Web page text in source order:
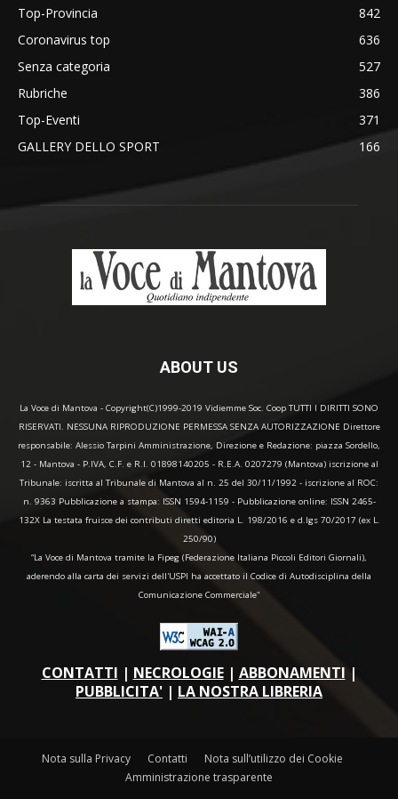
Top-Provincia
842
Coronavirus top
636
Senza categoria
527
Rubriche
386
Top-Eventi
371
GALLERY DELLO SPORT
166
ABOUT US
La Voce di Mantova - Copyright(C)1999-2019 Vidiemme Soc. Coop TUTTI I DIRITTI SONO
RISERVATI. NESSUNA RIPRODUZIONE PERMESSA SENZA AUTORIZZAZIONE Direttore
responsabile: Alessio Tarpini Amministrazione, Direzione e Redazione: piazza Sordello,
12 - Mantova - P.IVA, C.F. e R.I. 01898140205 - R.E.A. 0207279 (Mantova) iscrizione al
Tribunale: iscritta al Tribunale di Mantova al n. 25 del 30/11/1992 - iscrizione al ROC:
n. 9363 Pubblicazione a stampa: ISSN 1594-1159 - Pubblicazione online: ISSN 2465-
132X La testata fruisce dei contributi diretti editoria L. 198/2016 e d.lgs 70/2017 (ex L.
250/90)
“La Voce di Mantova tramite la Fipeg (Federazione Italiana Piccoli Editori Giornali),
aderendo alla carta dei servizi dell'USPI ha accettato il Codice di Autodisciplina della
Comunicazione Commerciale"
CONTATTI | NECROLOGIE| ABBONAMENTI |
PUBBLICITA' | LA NOSTRA LIBRERIA
Nota sulla Privacy Contatti
Nota sull’utilizzo dei Cookie
Amministrazione trasparente